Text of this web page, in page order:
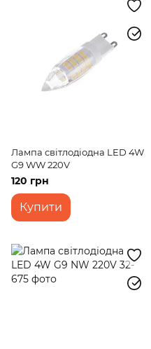
Лампа світлодіодна LED 4W
G9 WW 220V
120 грн
Купити